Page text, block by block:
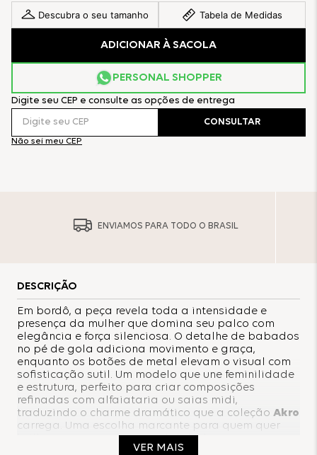
Descubra o seu tamanho Tabela de Medidas
ADICIONAR À SACOLA
PERSONAL SHOPPER
Digite seu CEP e consulte as opções de entrega
Não sei meu CEP
CONSULTAR
ENVIAMOS PARA TODO O BRASIL
DESCRIÇÃO
Em bordô, a peça revela toda a intensidade e
presença da mulher que domina seu palco com
elegância e força silenciosa. O detalhe de babados
no pé de gola adiciona movimento e graça,
enquanto os botões de metal elevam o visual com
sofisticação sutil. Um modelo que une feminilidade
e estrutura, perfeito para criar composições
refinadas com alfaiataria ou saias midi,
traduzindo o charme dramático que a coleção Akro
carrega. Uma escolha marcante para quem quer
brilhar com postura e sensibilidade.
VER MAIS